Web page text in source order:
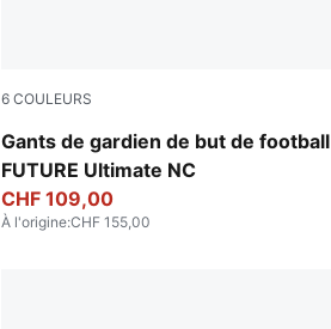
6 COULEURS
Gants de gardien de but de football
FUTURE Ultimate NC
PUMA White-PUMA Gold
CHF 109,00
À l'origine:CHF 155,00